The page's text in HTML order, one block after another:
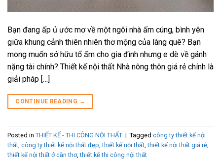
Bạn đang ấp ủ ước mơ về một ngôi nhà ấm cúng, bình yên
giữa khung cảnh thiên nhiên thơ mộng của làng quê? Bạn
mong muốn sở hữu tổ ấm cho gia đình nhưng e dè về gánh
nặng tài chính? Thiết kế nội thất Nhà nông thôn giá rẻ chính là
giải pháp […]
CONTINUE READING →
Posted in THIẾT KẾ - THI CÔNG NỘI THẤT | Tagged công ty thiết kế nội
thất công ty thiết kế nội thất đẹp ,thiết kế nội thất ,thiết kế nội thất giá rẻ
thiết kế nội thất ở cần thơ,thiết kế thi công nội thất